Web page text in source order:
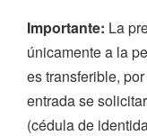
Importante: La
únicamente a la
es transferible,
entrada se
(cédula de